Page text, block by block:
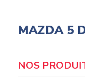
MAZDA 5